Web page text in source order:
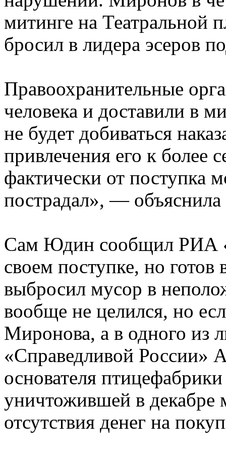
митинге на
бросил в лидера эсеров
Правоохранительные
человека и доставили в
не будет добиваться
привлечения его к более
фактически от поступка
пострадал», — объяснила
Сам Юдин сообщил РИА
своем поступке, но
выбросил мусор в
вообще не целился, но
Миронова, а в одного из
«Справедливой России»
основателя
уничтожившей в декабре
отсутствия денег на